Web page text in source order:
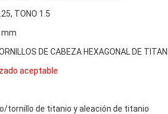
TONO 1.5
mm
DE CABEZA HEXAGONAL DE
aceptable
tornillo de titanio y aleación de titanio